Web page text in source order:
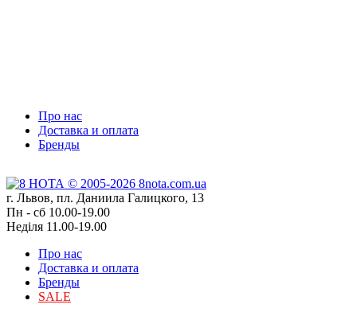
Про нас
Доставка и оплата
Бренды
г. Львов, пл. Даниила Галицкого, 13
Пн - сб 10.00-19.00
Неділя 11.00-19.00
Про нас
Доставка и оплата
Бренды
SALE